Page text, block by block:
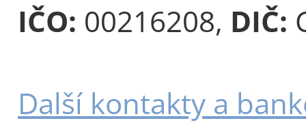
IČO: 00216208, DIČ:
Další kontakty a